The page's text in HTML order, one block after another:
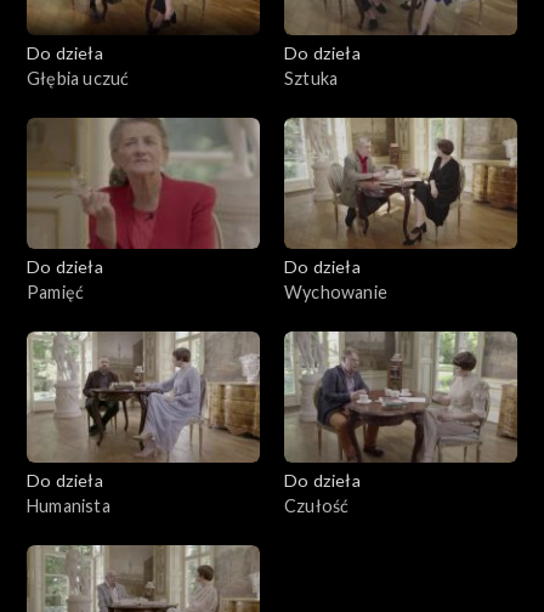
Do dzieła
Głębia uczuć
Do dzieła
Sztuka
Do dzieła
Pamięć
Do dzieła
Wychowanie
Do dzieła
Humanista
Do dzieła
Czułość